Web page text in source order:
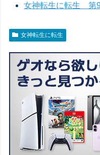
女神転生に転生 第
女神転生に転生